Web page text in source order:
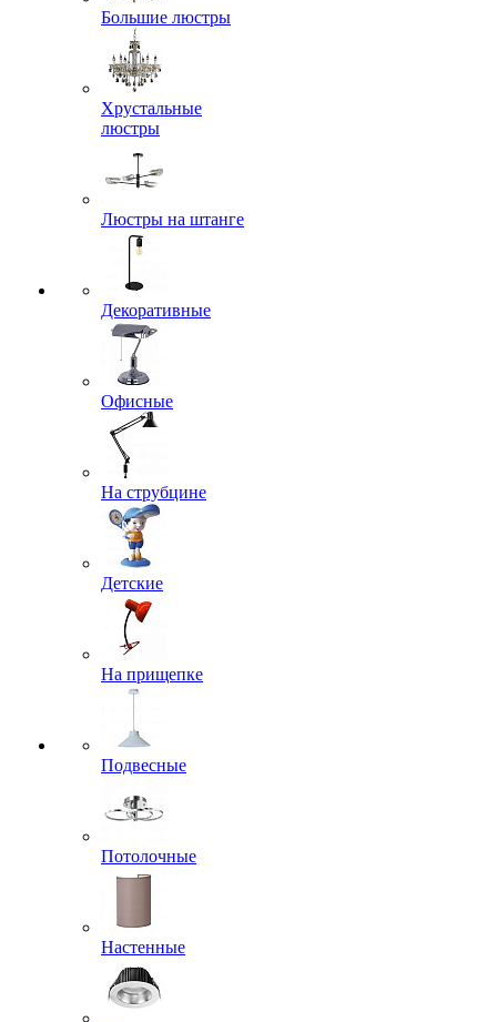
Большие люстры
Хрустальные
люстры
Люстры на штанге
Декоративные
Офисные
На струбцине
Детские
На прищепке
Подвесные
Потолочные
Настенные